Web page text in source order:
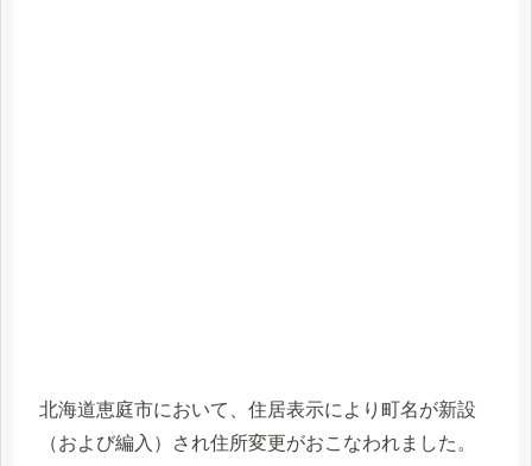
北海道恵庭市において、住居表示により町名が新設
（および編入）され住所変更がおこなわれました。